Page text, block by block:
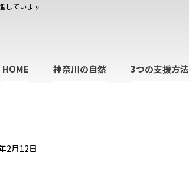
しています
HOME 神奈川の自然 3つの支援方法
2月12日